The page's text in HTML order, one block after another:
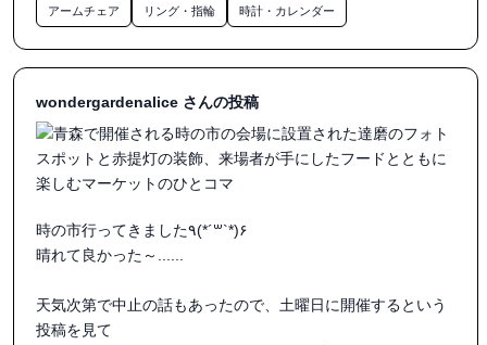
アームチェア リング・指輪 時計・カレンダー
wondergardenalice さんの投稿
時の市行ってきました٩(*´꒳`*)۶
晴れて良かった～......
天気次第で中止の話もあったので、土曜日に開催するという
投稿を見て